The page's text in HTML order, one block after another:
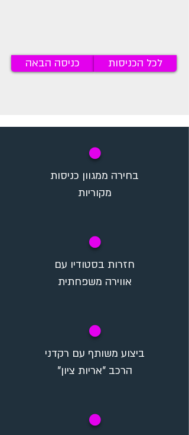
כניסה הבאה לכל הכניסות
✪
בחירה ממגוון כניסות
מקוריות
✪
חזרות בסטודיו עם
אווירה משפחתית
✪
ביצוע משותף עם רקדני
הרכב "אריות ציון"
✪